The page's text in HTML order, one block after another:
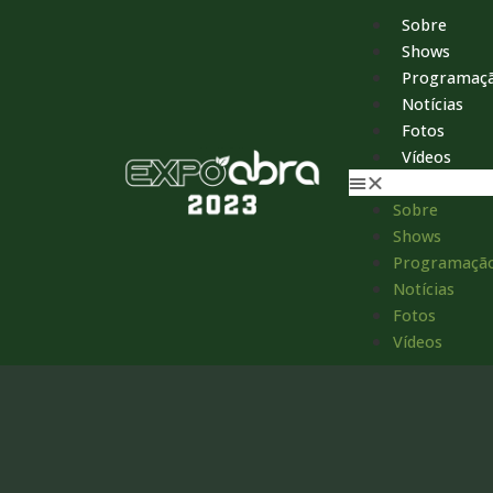
Sobre
Shows
Notícias
Fotos
Vídeos
Sobre
Shows
Notícias
Fotos
Vídeos